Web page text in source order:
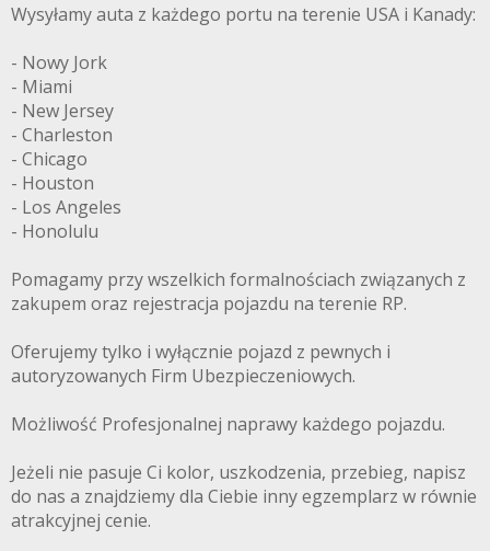
Wysyłamy auta z każdego portu na terenie USA i Kanady:
- Nowy Jork
- Miami
- New Jersey
- Charleston
- Chicago
- Houston
- Los Angeles
- Honolulu
Pomagamy przy wszelkich formalnościach związanych z
zakupem oraz rejestracja pojazdu na terenie RP.
Oferujemy tylko i wyłącznie pojazd z pewnych i
autoryzowanych Firm Ubezpieczeniowych.
Możliwość Profesjonalnej naprawy każdego pojazdu.
Jeżeli nie pasuje Ci kolor, uszkodzenia, przebieg, napisz
do nas a znajdziemy dla Ciebie inny egzemplarz w równie
atrakcyjnej cenie.